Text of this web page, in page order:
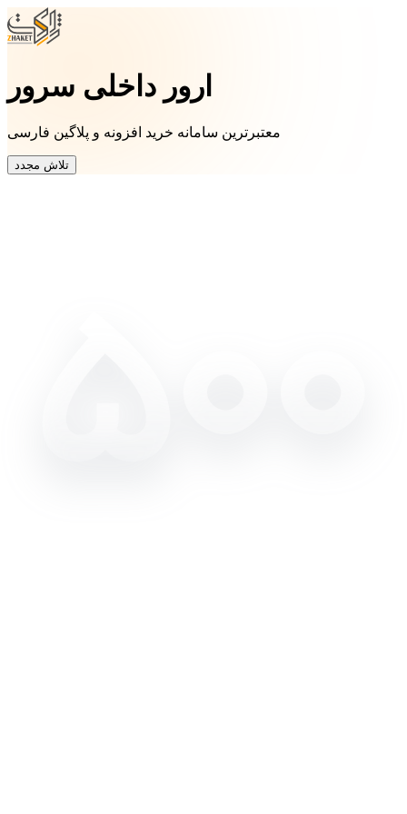
ارور داخلی سرور
معتبرترین سامانه خرید افزونه و پلاگین فارسی
تلاش مجدد